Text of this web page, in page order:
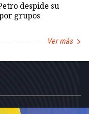
despide su
grupos
Ver más